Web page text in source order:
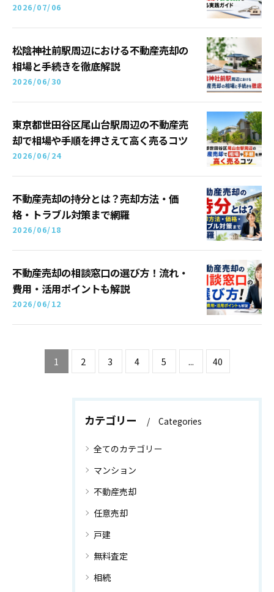
2026/07/06
松陰神社前駅周辺における不動産売却の
相場と手続きを徹底解説
2026/06/30
東京都世田谷区尾山台駅周辺の不動産売
却で相場や手順を押さえて高く売るコツ
2026/06/24
不動産売却の持分とは？売却方法・価
格・トラブル対策まで網羅
2026/06/18
不動産売却の相談窓口の選び方！流れ・
費用・活用ポイントも解説
2026/06/12
1 2 3 4 5 ... 40
カテゴリー Categories
全てのカテゴリー
マンション
不動産売却
任意売却
戸建
無料査定
相続